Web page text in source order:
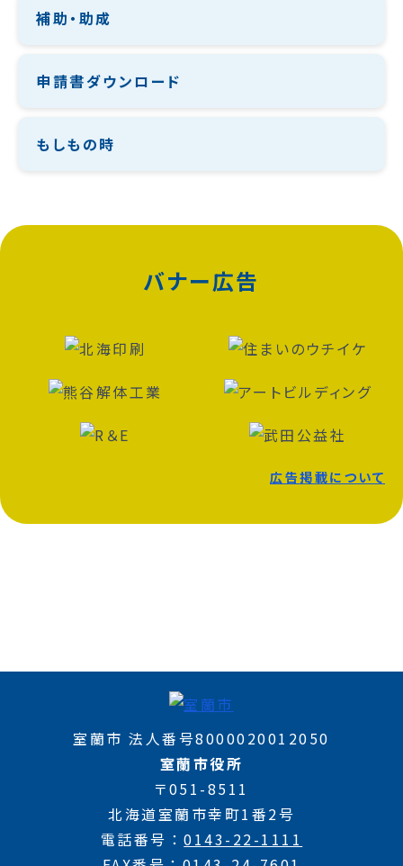
補助・助成
申請書ダウンロード
もしもの時
バナー広告
広告掲載について
室蘭市 法人番号8000020012050
室蘭市役所
〒051-8511
北海道室蘭市幸町1番2号
電話番号
0143-22-1111